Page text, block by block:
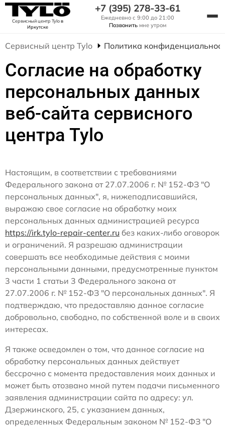
Сервисный центр Tyloв
Иркутске
+7 (395) 278-33-61
Ежедневно с 9:00 до 21:00
Позвонить мне утром
Сервисный центр Tylo Политика
Согласие на обработку
персональных данных
веб-сайта сервисного
центра Tylo
Настоящим, в соответствии с требованиями
Федерального закона от 27.07.2006 г. № 152-ФЗ "О
персональных данных", я, нижеподписавшийся,
выражаю свое согласие на обработку моих
персональных данных администрацией ресурса
https://irk.tylo-repair-center.ru без каких-либо оговорок
и ограничений. Я разрешаю администрации
совершать все необходимые действия с моими
персональными данными, предусмотренные пунктом
3 части 1 статьи 3 Федерального закона от
27.07.2006 г. № 152-ФЗ "О персональных данных". Я
подтверждаю, что предоставляю данное согласие
добровольно, свободно, по собственной воле и в своих
интересах.
Я также осведомлен о том, что данное согласие на
обработку персональных данных действует
бессрочно с момента предоставления моих данных и
может быть отозвано мной путем подачи письменного
заявления администрации сайта по адресу: ул.
Дзержинского, 25, с указанием данных,
определенных Федеральным законом № 152-ФЗ "О